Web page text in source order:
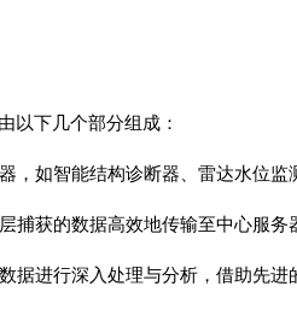
以下几个部分组成：
，如智能结构诊断器 、雷达水位
捕获的数据高效地传输至中心服
据进行深入处理与分析，借助先